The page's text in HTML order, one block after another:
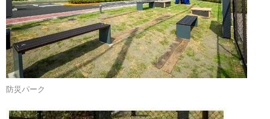
防災パーク